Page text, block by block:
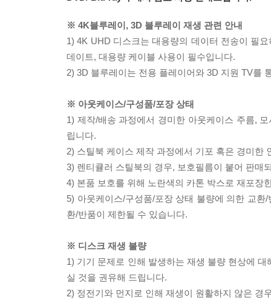
※ 4K블루레이, 3D 블루레이 재생 관련 안내
1) 4K UHD 디스크는 대용량의 데이터 전송이 필
데이트, 대용량 케이블 사용이 필수입니다.
2) 3D 블루레이는 전용 플레이어와 3D 지원 TV를
※ 아웃케이스/구성품/포장 상태
1) 제작/배송 과정에서 경미한 아웃케이스 주름,
립니다.
2) 스틸북 케이스 제작 과정에서 기포 혹은 경미한
3) 렌티큘러 스틸북의 경우, 보호필름이 붙어 판매
4) 본품 보호를 위해 노란색의 카톤 박스로 재포장
5) 아웃케이스/구성품/포장 상태 불량에 의한 교
환/반품이 제한될 수 있습니다.
※ 디스크 재생 불량
1) 기기 문제로 인해 발생하는 재생 불량 현상에
실 것을 권유해 드립니다.
2) 정전기와 먼지로 인해 재생이 원활하지 않은 경